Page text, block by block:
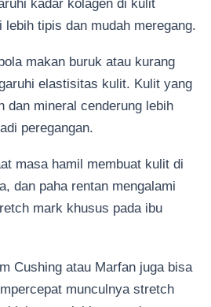
kadar kolagen di kulit
tipis dan mudah meregang.
makan buruk atau kurang
elastisitas kulit. Kulit yang
dan mineral cenderung lebih
peregangan.
masa hamil membuat kulit di
dan paha rentan mengalami
mark khusus pada ibu
Cushing atau Marfan juga bisa
munculnya stretch